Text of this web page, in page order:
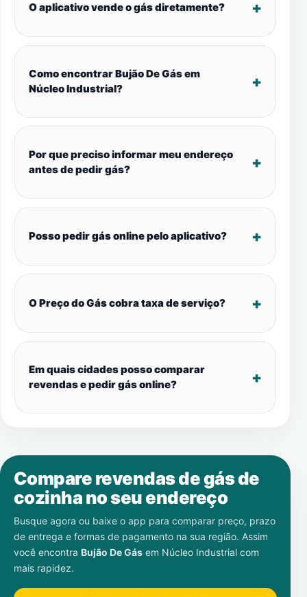
O aplicativo vende o gás diretamente?
Como encontrar Bujão De Gás em
Núcleo Industrial?
Por que preciso informar meu endereço
antes de pedir gás?
Posso pedir gás online pelo aplicativo?
O Preço do Gás cobra taxa de serviço?
Em quais cidades posso comparar
revendas e pedir gás online?
Compare revendas de gás de
cozinha no seu endereço
Busque agora ou baixe o app para comparar preço, prazo
de entrega e formas de pagamento na sua região. Assim
você encontra Bujão De Gás em Núcleo Industrial com
mais rapidez.